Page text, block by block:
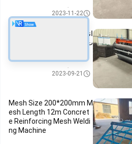
دستگاه مش جوش داده شده
2023-11-22
دستگاه مش جوش داده شده
2023-09-21
Mesh Size 200*200mm M
esh Length 12m Concret
e Reinforcing Mesh Weldi
ng Machine